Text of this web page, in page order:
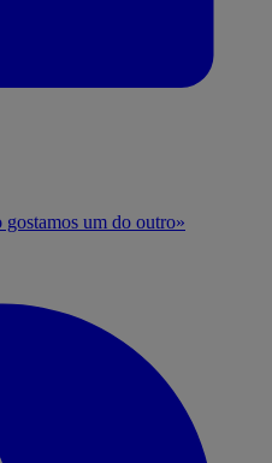
um do outro»